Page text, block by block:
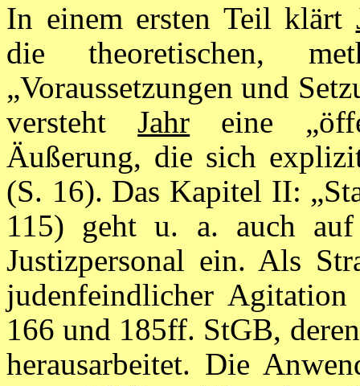
In einem ersten Teil klärt
die theoretischen,
„Voraussetzungen und
verstehtJahr eine
Äußerung, die sich
(S. 16). Das Kapitel II:
115) geht u. a. auch auf
Justizpersonal ein. Als
judenfeindlicher
166 und 185ff. StGB,
herausarbeitet. Die